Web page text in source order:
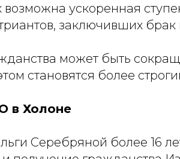
возможна ускоренная
заключивших брак
может быть
становятся более
в Холоне
Серебряной более 16